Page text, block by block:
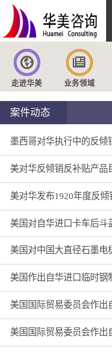
走进华美 业务领域
案件动态
墨西哥对华执行中的反倾
美对华反倾销反补贴产品
美对华发布1920年度反倾
美国对自华进口卡车后斗
美国对中国大直径石墨电
美国作出自华进口临时钢